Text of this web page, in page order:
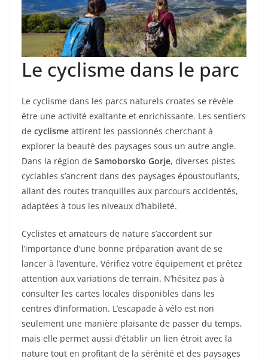
Le cyclisme dans le parc
Le cyclisme dans les parcs naturels croates se révèle
être une activité exaltante et enrichissante. Les sentiers
de cyclisme attirent les passionnés cherchant à
explorer la beauté des paysages sous un autre angle.
Dans la région de Samoborsko Gorje, diverses pistes
cyclables s’ancrent dans des paysages époustouflants,
allant des routes tranquilles aux parcours accidentés,
adaptées à tous les niveaux d’habileté.
Cyclistes et amateurs de nature s’accordent sur
l’importance d’une bonne préparation avant de se
lancer à l’aventure. Vérifiez votre équipement et prêtez
attention aux variations de terrain. N’hésitez pas à
consulter les cartes locales disponibles dans les
centres d’information. L’escapade à vélo est non
seulement une manière plaisante de passer du temps,
mais elle permet aussi d’établir un lien étroit avec la
nature tout en profitant de la sérénité et des paysages